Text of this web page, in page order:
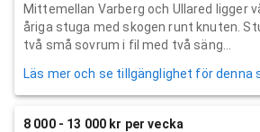
Mittemellan Varberg och Ullared ligger
åriga stuga med skogen runt knuten.
två små sovrum i fil med två säng...
Läs mer och se tillgänglighet för denna
8 000 - 13 000 kr per vecka